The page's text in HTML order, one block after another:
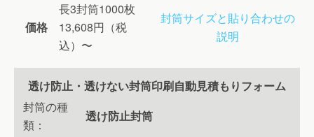
価格
長3封筒1000枚
13,608円（税
込）〜
封筒サイズと貼り合わせの
説明
透け防止・透けない封筒印刷自動見積もりフォーム
封筒の種
類：
透け防止封筒